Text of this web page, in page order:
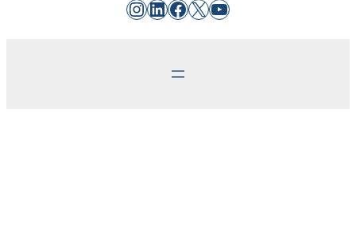
Instagram
LinkedIn
Facebook
X YouTube